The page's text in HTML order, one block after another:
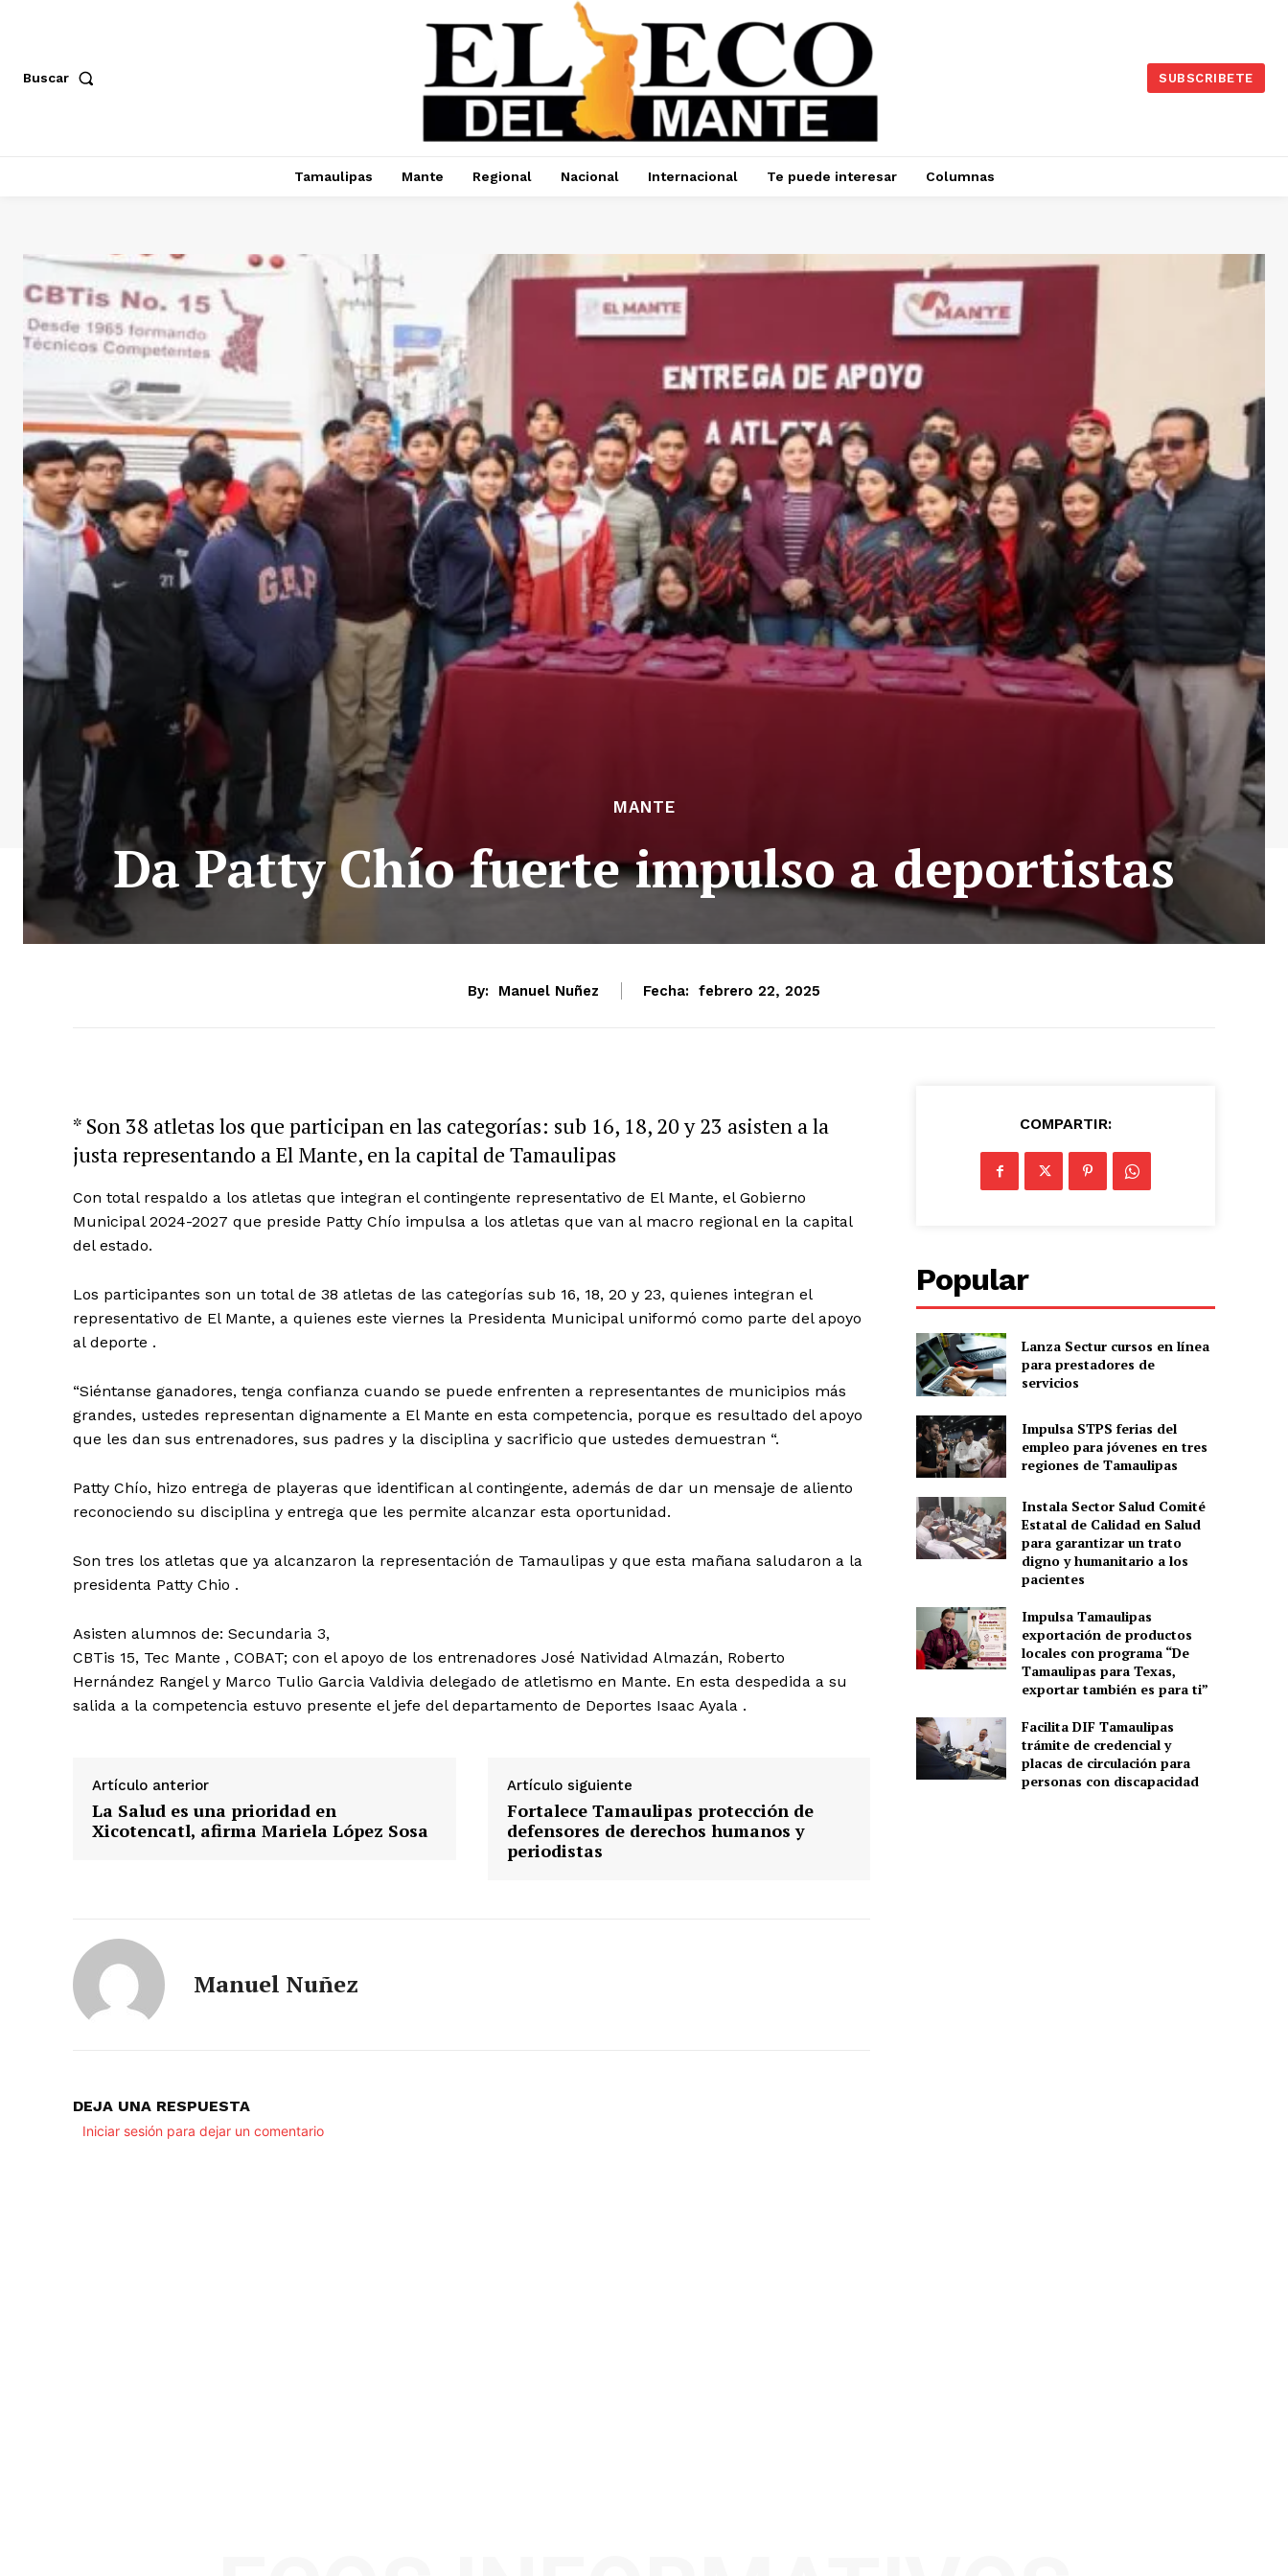
Buscar SUBSCRIBETE
Tamaulipas Mante Regional Nacional Internacional Te puede interesar Columnas
MANTE
Da Patty Chío fuerte impulso a deportistas
By: Manuel Nuñez Fecha: febrero 22, 2025
* Son 38 atletas los que participan en las categorías: sub 16, 18, 20 y 23 asisten a la
justa representando a El Mante, en la capital de Tamaulipas
Con total respaldo a los atletas que integran el contingente representativo de El Mante, el Gobierno
Municipal 2024-2027 que preside Patty Chío impulsa a los atletas que van al macro regional en la capital
del estado.
Los participantes son un total de 38 atletas de las categorías sub 16, 18, 20 y 23, quienes integran el
representativo de El Mante, a quienes este viernes la Presidenta Municipal uniformó como parte del apoyo
al deporte .
“Siéntanse ganadores, tenga confianza cuando se puede enfrenten a representantes de municipios más
grandes, ustedes representan dignamente a El Mante en esta competencia, porque es resultado del apoyo
que les dan sus entrenadores, sus padres y la disciplina y sacrificio que ustedes demuestran “.
Patty Chío, hizo entrega de playeras que identifican al contingente, además de dar un mensaje de aliento
reconociendo su disciplina y entrega que les permite alcanzar esta oportunidad.
Son tres los atletas que ya alcanzaron la representación de Tamaulipas y que esta mañana saludaron a la
presidenta Patty Chio .
Asisten alumnos de: Secundaria 3,
CBTis 15, Tec Mante , COBAT; con el apoyo de los entrenadores José Natividad Almazán, Roberto
Hernández Rangel y Marco Tulio Garcia Valdivia delegado de atletismo en Mante. En esta despedida a su
salida a la competencia estuvo presente el jefe del departamento de Deportes Isaac Ayala .
Artículo anterior
La Salud es una prioridad en
Xicotencatl, afirma Mariela López Sosa
Artículo siguiente
Fortalece Tamaulipas protección de
defensores de derechos humanos y
periodistas
Manuel Nuñez
DEJA UNA RESPUESTA
Iniciar sesión para dejar un comentario
COMPARTIR:
Popular
Lanza Sectur cursos en línea
para prestadores de
servicios
Impulsa STPS ferias del
empleo para jóvenes en tres
regiones de Tamaulipas
Instala Sector Salud Comité
Estatal de Calidad en Salud
para garantizar un trato
digno y humanitario a los
pacientes
Impulsa Tamaulipas
exportación de productos
locales con programa “De
Tamaulipas para Texas,
exportar también es para ti”
Facilita DIF Tamaulipas
trámite de credencial y
placas de circulación para
personas con discapacidad